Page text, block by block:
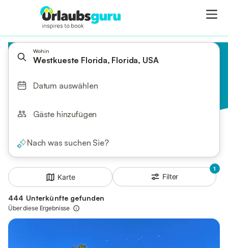
Wohin
Westkueste Florida, Florida, USA
Datum auswählen
Gäste hinzufügen
Nach was suchen Sie?
Karte
1
Filter
444 Unterkünfte gefunden
Über diese Ergebnisse